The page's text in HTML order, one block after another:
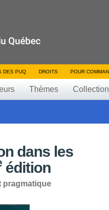
DES PUQ DROITS POUR
Thèmes
dans les
édition
pragmatique